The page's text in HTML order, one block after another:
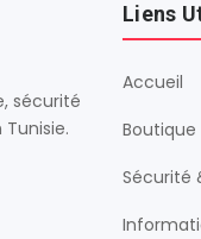
sécurité
Liens
Accueil
Boutique
Sécurité